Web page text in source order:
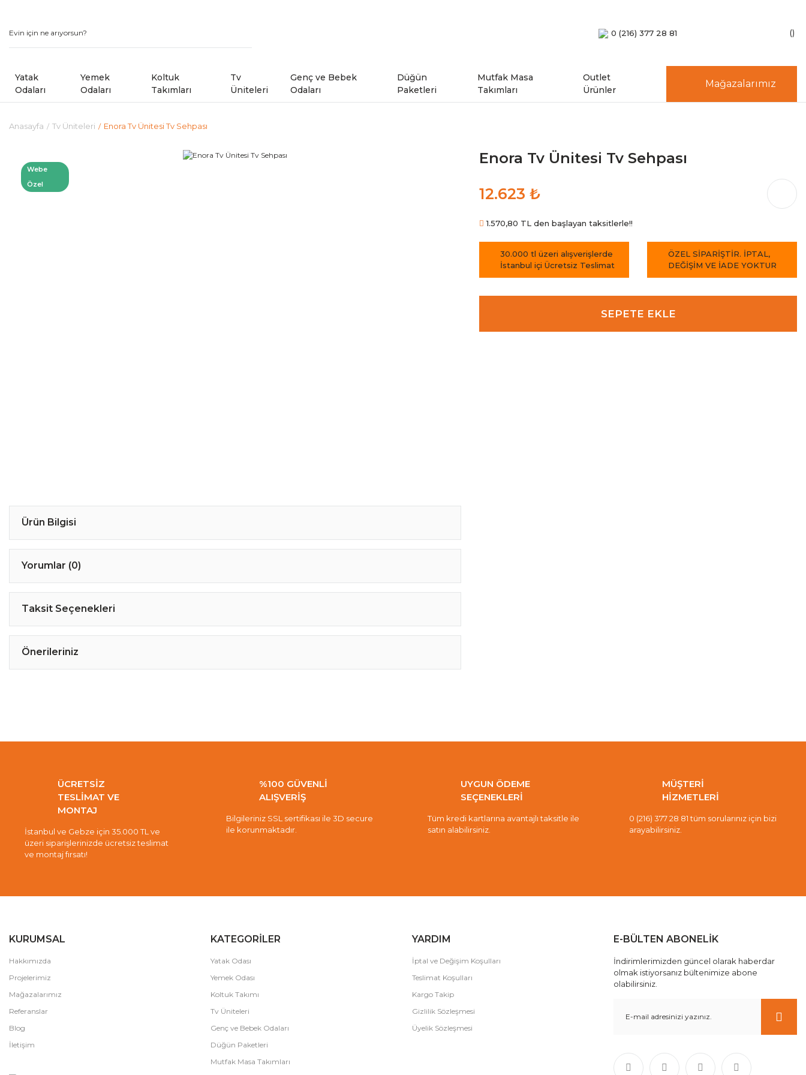
0 (216) 377 28 81
Yatak
Odaları
Country Yatak Odaları
Yemek
Odaları
Koltuk
Takımları
Tv
Üniteleri
Genç ve Bebek
Odaları
Düğün
Paketleri
Mutfak Masa
Takımları
Outlet
Ürünler
Mağazalarımız
Anasayfa Tv Üniteleri Enora Tv Ünitesi Tv Sehpası
Webe
Özel
Enora Tv Ünitesi Tv Sehpası
12.623 ₺
1.570,80 TL den başlayan taksitlerle!!
30.000 tl üzeri alışverişlerde
İstanbul içi Ücretsiz Teslimat
ÖZEL SİPARİŞTİR. İPTAL,
DEĞİŞİM VE İADE YOKTUR
SEPETE EKLE
Ürün Bilgisi
Yorumlar (0)
Taksit Seçenekleri
Önerileriniz
ÜCRETSİZ
TESLİMAT VE
MONTAJ
İstanbul ve Gebze için 35.000 TL ve
üzeri siparişlerinizde ücretsiz teslimat
ve montaj fırsatı!
%100 GÜVENLİ
ALIŞVERİŞ
Bilgileriniz SSL sertifikası ile 3D secure
ile korunmaktadır.
UYGUN ÖDEME
SEÇENEKLERİ
Tüm kredi kartlarına avantajlı taksitle ile
satın alabilirsiniz.
MÜŞTERİ
HİZMETLERİ
0 (216) 377 28 81 tüm sorularınız için bizi
arayabilirsiniz.
KURUMSAL
Hakkımızda
Projelerimiz
Mağazalarımız
Referanslar
Blog
İletişim
KATEGORİLER
Yatak Odası
Yemek Odası
Koltuk Takımı
Tv Üniteleri
Genç ve Bebek Odaları
Düğün Paketleri
Mutfak Masa Takımları
YARDIM
İptal ve Değişim Koşulları
Teslimat Koşulları
Kargo Takip
Gizlilik Sözleşmesi
Üyelik Sözleşmesi
E-BÜLTEN ABONELİK
İndirimlerimizden güncel olarak haberdar
olmak istiyorsanız bültenimize abone
olabilirsiniz.